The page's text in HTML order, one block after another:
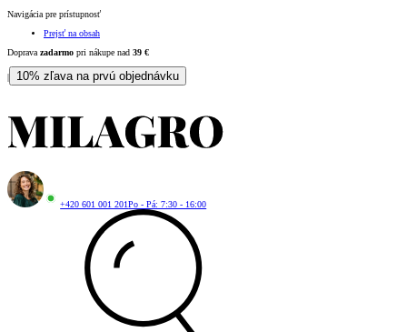
Navigácia pre prístupnosť
Prejsť na obsah
Doprava zadarmo pri nákupe nad 39 €
| 10% zľava na prvú objednávku
+420 601 001 201Po - Pá: 7:30 - 16:00